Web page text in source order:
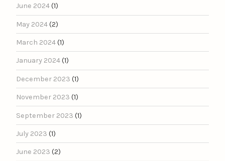
June 2024(1)
May 2024(2)
March 2024(1)
January 2024(1)
December 2023 (1)
November 2023 (1)
September 2023 (1)
July 2023 (1)
June 2023 (2)